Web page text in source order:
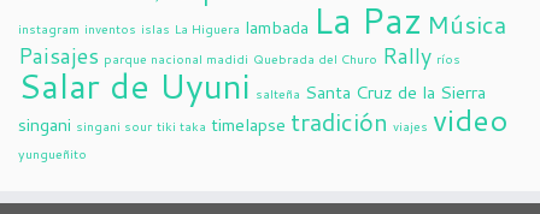
instagram inventos islas La Higuera lambada La Paz Música
Paisajes parque nacional madidi Quebrada del Churo Rally ríos
Salar de Uyuni salteña Santa Cruz de la Sierra
singani singani sour tiki taka timelapse tradición viajes video
yungueñito